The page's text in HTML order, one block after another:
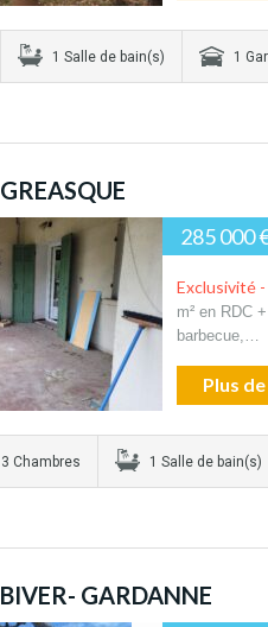
1 Salle de bain(s) 1
GREASQUE
285 000
Exclusivité -
m² en RDC
barbecue,…
Plus
3 Chambres 1 Salle de bain(s)
BIVER- GARDANNE